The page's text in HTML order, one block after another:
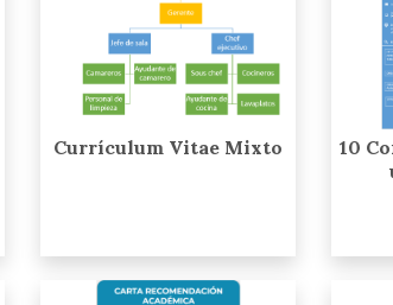
Currículum Vitae Mixto
10